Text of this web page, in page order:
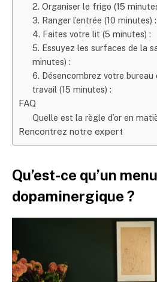
2. Organiser le frigo (15
3. Ranger l’entrée (10 minutes) :
4. Faites votre lit (5 minutes) :
5. Essuyez les surfaces de la
minutes) :
6. Désencombrez votre bureau
travail (15 minutes) :
FAQ
Quelle est la règle d’or en
Rencontrez notre expert
Qu’est-ce qu’un menu
dopaminergique ?